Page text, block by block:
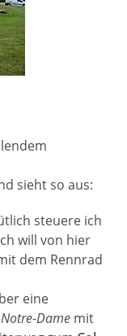
sieht so aus:
steuere ich
will von hier
dem Rennrad
eine
Dame mit